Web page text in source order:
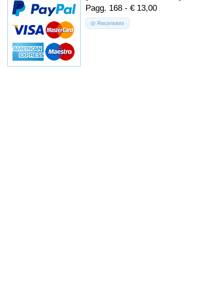
Pagg. 168 - € 13,00
Recensioni